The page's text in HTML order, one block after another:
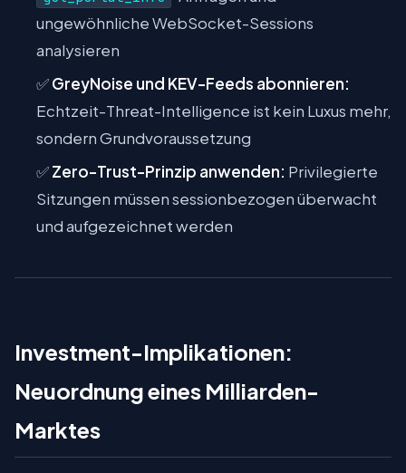
ungewöhnliche WebSocket-Sessions
analysieren
✅GreyNoise und KEV-Feeds abonnieren:
Echtzeit-Threat-Intelligence ist kein Luxus mehr,
sondern Grundvoraussetzung
✅Zero-Trust-Prinzip anwenden: Privilegierte
Sitzungen müssen sessionbezogen überwacht
und aufgezeichnet werden
Investment-Implikationen:
Neuordnung eines Milliarden-
Marktes